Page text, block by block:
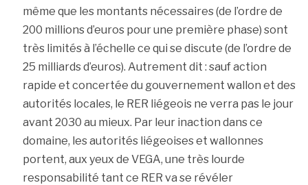
même que les montants nécessaires (de l’ordre de
200 millions d’euros pour une première phase) sont
très limités à l’échelle ce qui se discute (de l’ordre de
25 milliards d’euros). Autrement dit : sauf action
rapide et concertée du gouvernement wallon et des
autorités locales, le RER liégeois ne verra pas le jour
avant 2030 au mieux. Par leur inaction dans ce
domaine, les autorités liégeoises et wallonnes
portent, aux yeux de VEGA, une très lourde
responsabilité tant ce RER va se révéler